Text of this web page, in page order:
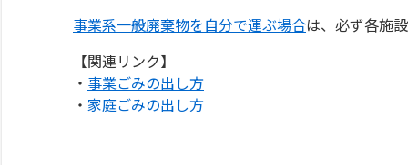
事業系一般廃棄物を自分で運ぶ場合は、必ず各施
【関連リンク】
・ 事業ごみの出し方
・ 家庭ごみの出し方